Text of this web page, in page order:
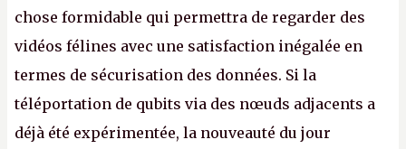
chose formidable qui permettra de regarder des
vidéos félines avec une satisfaction inégalée en
termes de sécurisation des données. Si la
téléportation de qubits via des nœuds adjacents a
déjà été expérimentée, la nouveauté du jour